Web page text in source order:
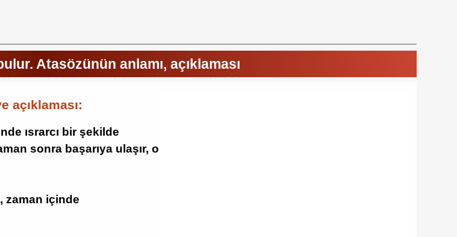
Atasözünün anlamı, açıklaması
açıklaması:
ısrarcı bir şekilde
sonra başarıya ulaşır, o
zaman içinde